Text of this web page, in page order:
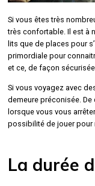
Si vous êtes très
très confortable. Il est à
lits que de places pour
primordiale pour
et ce, de façon
Si vous voyagez avec
demeure préconisée.
lorsque vous vous
possibilité de jouer pour
La durée